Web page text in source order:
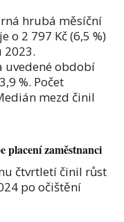
hrubá měsíční
o 2 797 Kč (6,5 %)
2023.
uvedené období
%. Počet
mezd činil
placení zaměstnanci
čtvrtletí činil růst
po očištění